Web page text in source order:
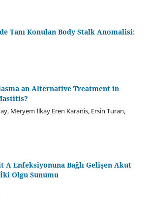
Tanı Konulan Body Stalk Anomalisi:
an Alternative Treatment in
Meryem İlkay Eren Karanis, Ersin Turan,
Enfeksiyonuna Bağlı Gelişen Akut
Olgu Sunumu